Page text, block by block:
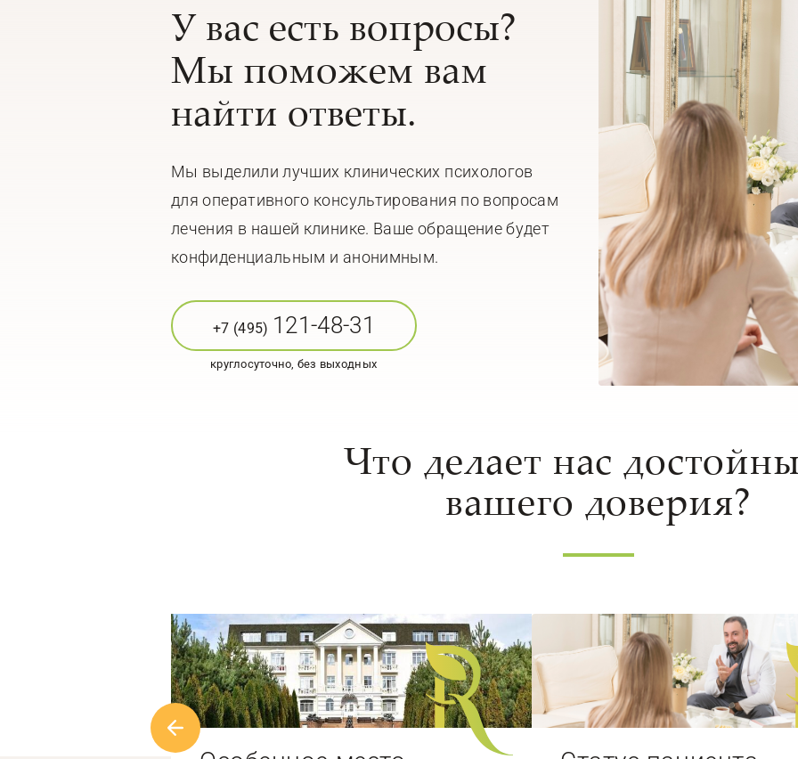
У вас есть вопросы?
Мы поможем вам
найти ответы.
Мы выделили лучших клинических психологов
для оперативного консультирования по вопросам
лечения в нашей клинике. Ваше обращение будет
конфиденциальным и анонимным.
+7 (495) 121-48-31
круглосуточно, без выходных
Что делает нас
вашего доверия?